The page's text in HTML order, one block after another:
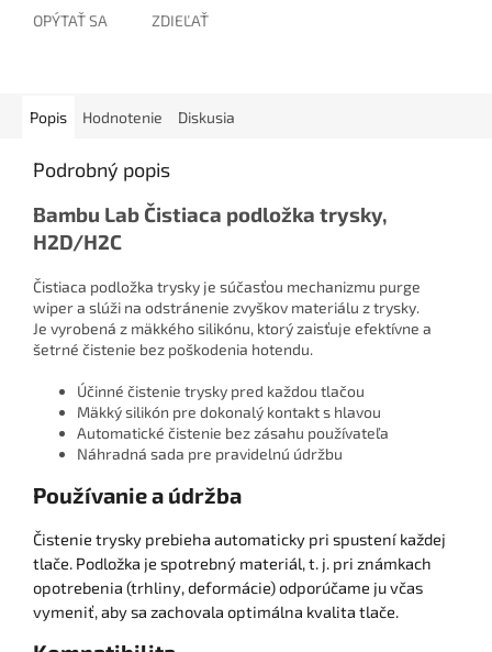
OPÝTAŤ SA ZDIEĽAŤ
Popis Hodnotenie Diskusia
Podrobný popis
Bambu Lab Čistiaca podložka trysky,
H2D/H2C
Čistiaca podložka trysky je súčasťou mechanizmu purge
wiper a slúži na odstránenie zvyškov materiálu z trysky.
Je vyrobená z mäkkého silikónu, ktorý zaisťuje efektívne a
šetrné čistenie bez poškodenia hotendu.
Účinné čistenie trysky pred každou tlačou
Mäkký silikón pre dokonalý kontakt s hlavou
Automatické čistenie bez zásahu používateľa
Náhradná sada pre pravidelnú údržbu
Používanie a údržba
Čistenie trysky prebieha automaticky pri spustení každej
tlače. Podložka je spotrebný materiál, t. j. pri známkach
opotrebenia (trhliny, deformácie) odporúčame ju včas
vymeniť, aby sa zachovala optimálna kvalita tlače.